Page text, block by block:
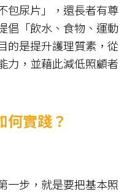
包尿片」，還長者有尊
倡「飲水、食物、運動
的是提升護理質素，從
力，並藉此減低照顧者
何實踐？
一步，就是要把基本照